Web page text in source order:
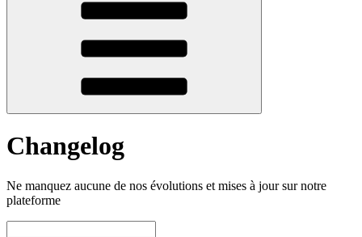
Changelog
Ne manquez aucune de nos évolutions et mises à jour sur notre
plateforme